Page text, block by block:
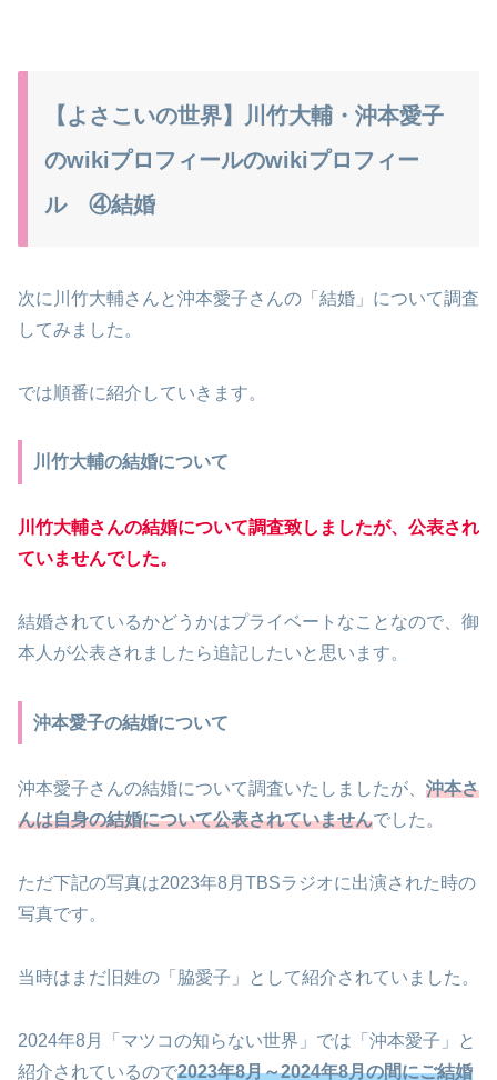
【よさこいの世界】川竹大輔・沖本愛子
のwikiプロフィールのwikiプロフィー
ル ④結婚
次に川竹大輔さんと沖本愛子さんの「結婚」について調査
してみました。
では順番に紹介していきます。
川竹大輔の結婚について
川竹大輔さんの結婚について調査致しましたが、公表され
ていませんでした。
結婚されているかどうかはプライベートなことなので、御
本人が公表されましたら追記したいと思います。
沖本愛子の結婚について
沖本愛子さんの結婚について調査いたしましたが、 沖本さ
んは自身の結婚について公表されていませんでした。
ただ下記の写真は2023年8月TBSラジオに出演された時の
写真です。
当時はまだ旧姓の「脇愛子」として紹介されていました。
2024年8月「マツコの知らない世界」では「沖本愛子」と
紹介されているので2023年8月～2024年8月の間にご結婚